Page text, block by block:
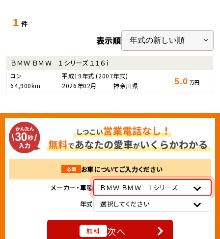
1 件
表示順
ＢＭＷ ＢＭＷ １シリーズ １１６ｉ
コン 平成19年式(2007年式)
64,900km
2026年02月 神奈川県 5.0 万円
必須
お車についてご入力ください
メーカー・車種
ＢＭＷ ＢＭＷ １シリーズ
年式
選択してください
無料 次へ